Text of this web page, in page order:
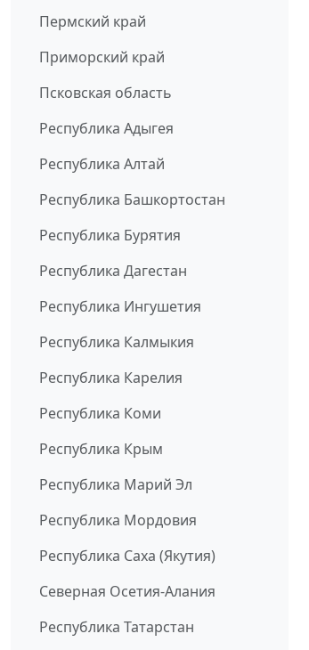
Пермский край
Приморский край
Псковская область
Республика Адыгея
Республика Алтай
Республика Башкортостан
Республика Бурятия
Республика Дагестан
Республика Ингушетия
Республика Калмыкия
Республика Карелия
Республика Коми
Республика Крым
Республика Марий Эл
Республика Мордовия
Республика Саха (Якутия)
Северная Осетия-Алания
Республика Татарстан